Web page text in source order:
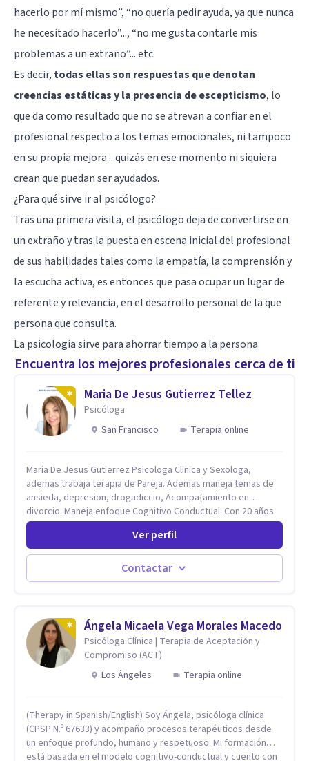
hacerlo por mí mismo”, “no quería pedir ayuda, ya que nunca
he necesitado hacerlo”..., “no me gusta contarle mis
problemas a un extraño”... etc.
Es decir, todas ellas son respuestas que denotan
creencias estáticas y la presencia de escepticismo, lo
que da como resultado que no se atrevan a confiar en el
profesional respecto a los temas emocionales, ni tampoco
en su propia mejora... quizás en ese momento ni siquiera
crean que puedan ser ayudados.
¿Para qué sirve ir al psicólogo?
Tras una primera visita, el psicólogo deja de convertirse en
un extraño y tras la puesta en escena inicial del profesional
de sus habilidades tales como la empatía, la comprensión y
la escucha activa, es entonces que pasa ocupar un lugar de
referente y relevancia, en el desarrollo personal de la que
persona que consulta.
La psicologia sirve para ahorrar tiempo a la persona.
Encuentra los mejores profesionales cerca de ti
Maria De Jesus Gutierrez Tellez
Psicóloga
San Francisco
Terapia online
Maria De Jesus Gutierrez Psicologa Clinica y Sexologa,
ademas trabaja terapia de Pareja. Ademas maneja temas de
ansieda, depresion, drogadiccio, Acompa{amiento en
divorcio. Maneja enfoque Cognitivo Conductual. Con 20 años
de experiencia, constantemente capacitandose en las
diferntes areas de la Salud Mental.
Ver perfil
Contactar
Ángela Micaela Vega Morales Macedo
Psicóloga Clínica | Terapia de Aceptación y
Compromiso (ACT)
Los Ángeles
Terapia online
(Therapy in Spanish/English) Soy Ángela, psicóloga clínica
(CPSP N.º 67633) y acompaño procesos terapéuticos desde
un enfoque profundo, humano y respetuoso. Mi formación
está basada en el modelo cognitivo-conductual y cuento con